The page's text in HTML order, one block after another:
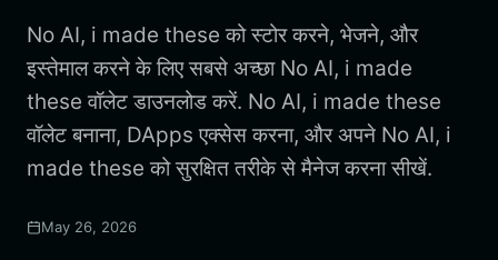
Português (Brasil)
Español (Argentina)
No AI, i made these को स्टोर करने, भेजने, और
इस्तेमाल करने के लिए सबसे अच्छा No AI, i made
these वॉलेट डाउनलोड करें. No AI, i made these
वॉलेट बनाना, DApps एक्सेस करना, और अपने No AI, i
made these को सुरक्षित तरीके से मैनेज करना सीखें.
May 26, 2026